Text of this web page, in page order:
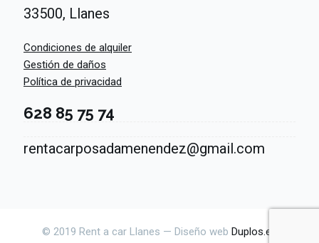
33500, Llanes
Condiciones de alquiler
Gestión de daños
Política de privacidad
628 85 75 74
rentacarposadamenendez@gmail.com
© 2019 Rent a car Llanes — Diseño web Duplos.es